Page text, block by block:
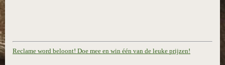
Reclame word beloont! Doe mee en win één van de leuke prijzen!